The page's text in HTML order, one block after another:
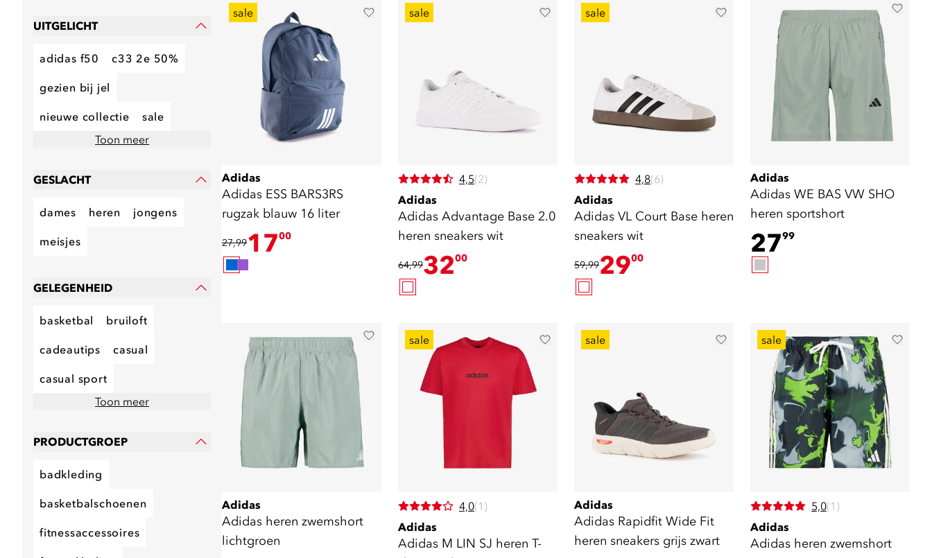
UITGELICHT
adidas f50 c33 2e 50%
gezien bij jel
nieuwe collectie
sale
Toon meer
GESLACHT
dames heren jongens
meisjes
GELEGENHEID
basketbal bruiloft
cadeautips casual
casual sport
Toon meer
PRODUCTGROEP
badkleding
basketbalschoenen
fitnessaccessoires
sale
Adidas
Adidas ESS BARS3RS
rugzak blauw 16 liter
27,991700
sale
4,5(2)
Adidas
Adidas Advantage Base 2.0
heren sneakers wit
64,993200
sale
4,8(6)
Adidas
Adidas VL Court Base heren
sneakers wit
59,992900
Adidas
Adidas WE BAS VW SHO
heren sportshort
2799
Adidas
Adidas heren zwemshort
lichtgroen
sale
4,0(1)
Adidas
Adidas M LIN SJ heren T-
sale
Adidas
Adidas Rapidfit Wide Fit
heren sneakers grijs zwart
sale
5,0(1)
Adidas
Adidas heren zwemshort